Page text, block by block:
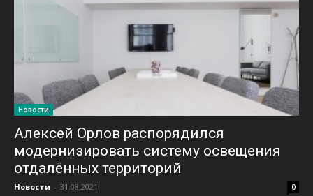
Новости
Алексей Орлов распорядился
модернизировать систему освещения
отдалённых территорий
Новости - 31.08.2021 0